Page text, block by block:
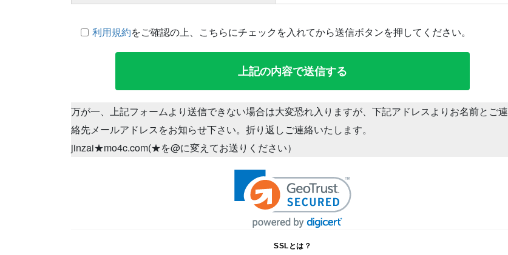
利用規約をご確認の上、こちらにチェックを入れてから送信ボタンを押してください。
万が一、上記フォームより送信できない場合は大変恐れ入りますが、下記アドレスよりお名前とご連
絡先メールアドレスをお知らせ下さい。折り返しご連絡いたします。
jinzai★mo4c.com(★を@に変えてお送りください）
SSLとは？